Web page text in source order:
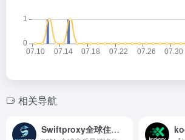
相关导航
Swiftproxy全球住宅IP